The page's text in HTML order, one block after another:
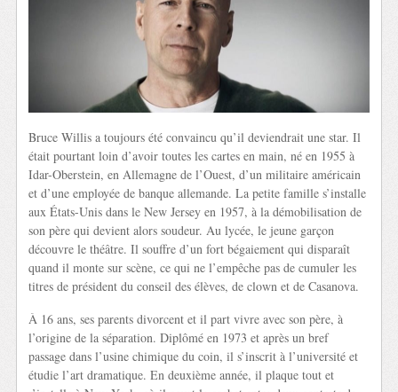
Bruce Willis a toujours été convaincu qu’il deviendrait une star. Il
était pourtant loin d’avoir toutes les cartes en main, né en 1955 à
Idar-Oberstein, en Allemagne de l’Ouest, d’un militaire américain
et d’une employée de banque allemande. La petite famille s’installe
aux États-Unis dans le New Jersey en 1957, à la démobilisation de
son père qui devient alors soudeur. Au lycée, le jeune garçon
découvre le théâtre. Il souffre d’un fort bégaiement qui disparaît
quand il monte sur scène, ce qui ne l’empêche pas de cumuler les
titres de président du conseil des élèves, de clown et de Casanova.
À 16 ans, ses parents divorcent et il part vivre avec son père, à
l’origine de la séparation. Diplômé en 1973 et après un bref
passage dans l’usine chimique du coin, il s’inscrit à l’université et
étudie l’art dramatique. En deuxième année, il plaque tout et